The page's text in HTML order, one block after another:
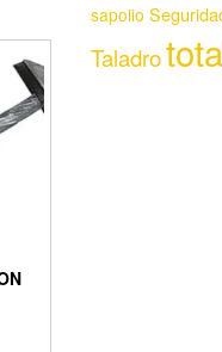
sapolio
Taladro